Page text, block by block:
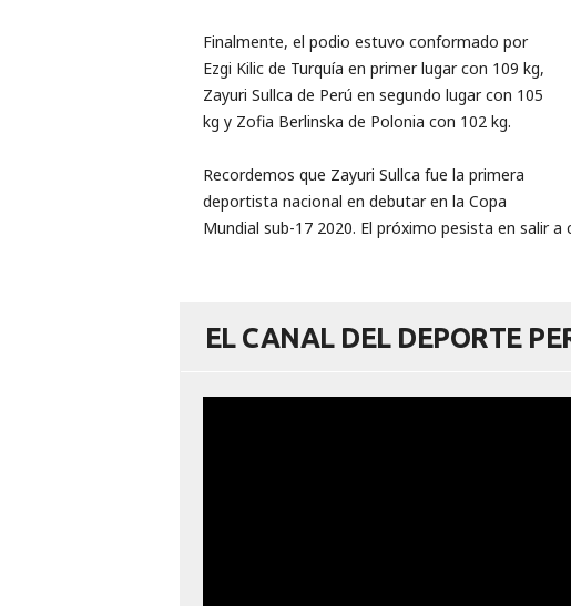
Finalmente, el podio estuvo conformado por
Ezgi Kilic de Turquía en primer lugar con 109 kg,
Zayuri Sullca de Perú en segundo lugar con 105
kg y Zofia Berlinska de Polonia con 102 kg.
Recordemos que Zayuri Sullca fue la primera
deportista nacional en debutar en la Copa
Mundial sub-17 2020. El próximo pesista en salir
EL CANAL DEL DEPORTE